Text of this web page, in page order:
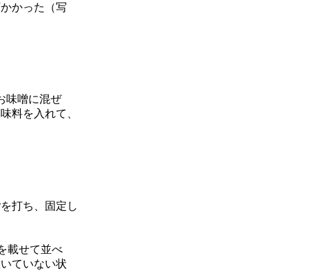
かった（写
味噌に混ぜ
料を入れて、
打ち、固定し
載せて並べ
ていない状